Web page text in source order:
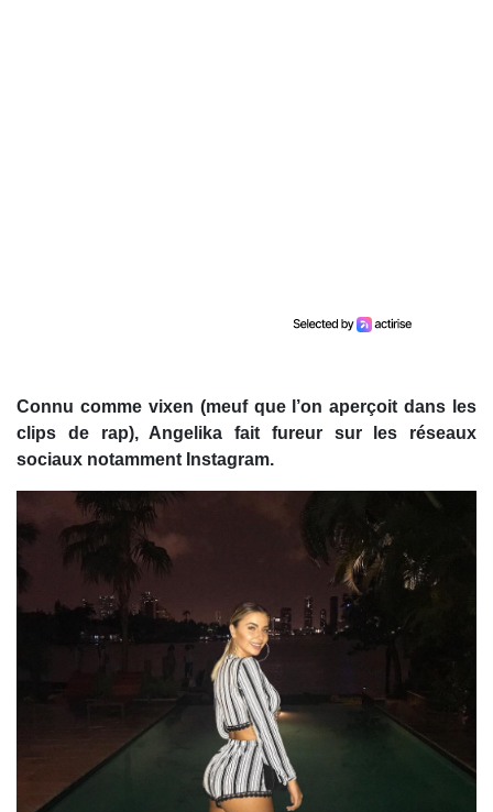
Connu comme vixen (meuf que l’on aperçoit dans les
clips de rap), Angelika fait fureur sur les réseaux
sociaux notamment Instagram.